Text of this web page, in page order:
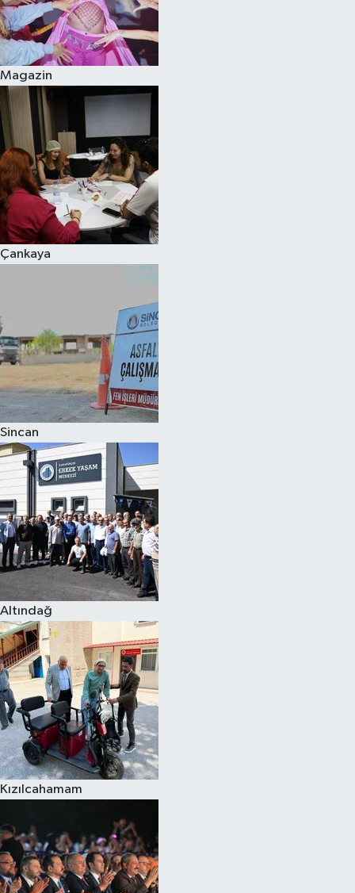
Magazin
Çankaya
Sincan
Altındağ
Kızılcahamam